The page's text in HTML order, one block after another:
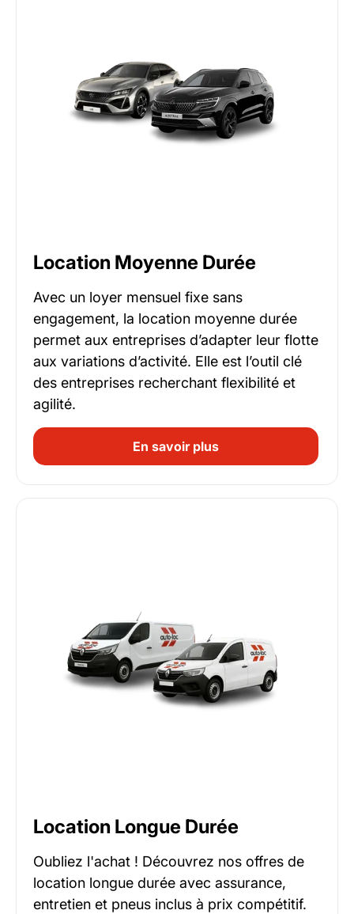
Location Moyenne Durée
Avec un loyer mensuel fixe sans
engagement, la location moyenne durée
permet aux entreprises d’adapter leur flotte
aux variations d’activité. Elle est l’outil clé
des entreprises recherchant flexibilité et
agilité.
En savoir plus
Location Longue Durée
Oubliez l'achat ! Découvrez nos offres de
location longue durée avec assurance,
entretien et pneus inclus à prix compétitif.